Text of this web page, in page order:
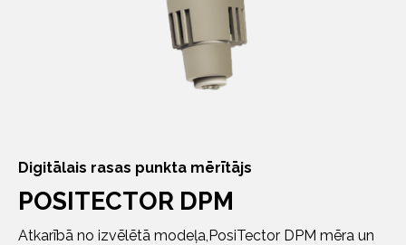
Digitālais rasas punkta mērītājs
POSITECTOR DPM
Atkarībā no izvēlētā modeļa,PosiTector DPM mēra un